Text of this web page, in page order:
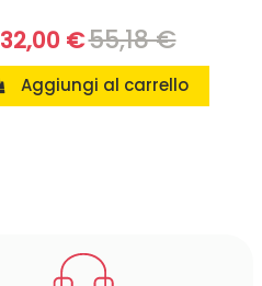
32,00 €55,18 €
Aggiungi al carrello